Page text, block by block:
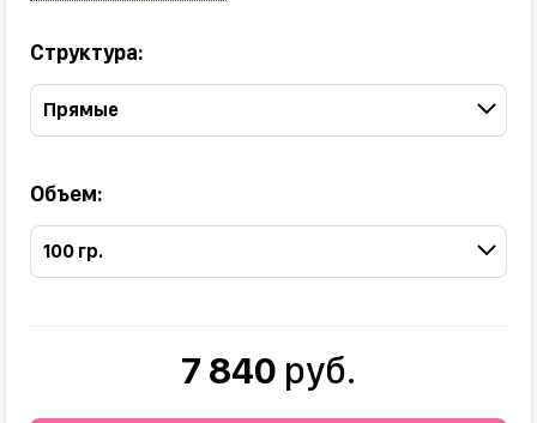
Структура:
Прямые
Объем:
100 гр.
7 840 руб.